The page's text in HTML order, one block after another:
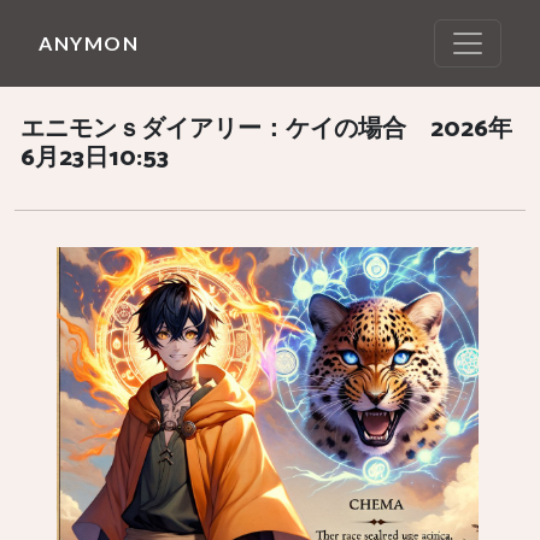
ANYMON
エニモンｓダイアリー：ケイの場合 2026年
6月23日10:53